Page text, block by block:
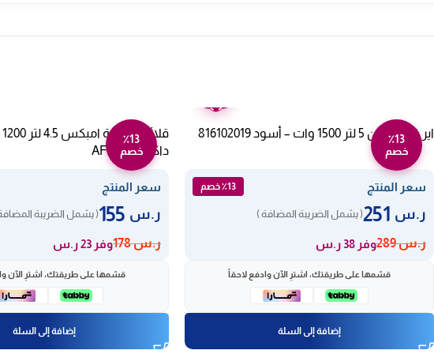
٪13
خصم
اير فراير كولن 5 لتر 1500 وات – أسود 816102019
سعر المنتج ٪13 خصم
ر.س ( يشمل الضريبة المضافة )
ر.س289 وفر 38 ر.س
قسّمها على طريقتك، اشترِ الآن وادفع لاحقاً
إضافة إلى السلة
٪13
خصمداكن AF4305A
سعر المنتج
ر.س ( يشمل الضريبة
ر.س178 وفر 23 ر.س
قسّمها على طريقتك، اشترِ الآن
إضافة إلى السلة